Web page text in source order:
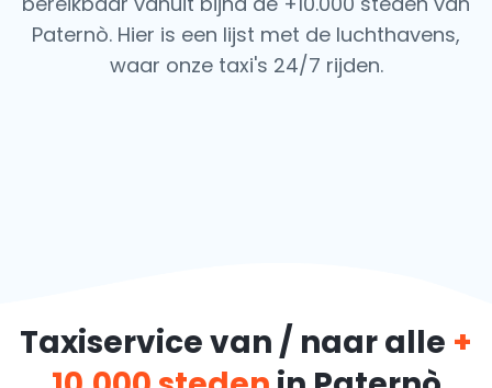
Paternò. Hier is een lijst met de luchthavens,
waar onze taxi's 24/7 rijden.
Taxiservice van / naar alle +